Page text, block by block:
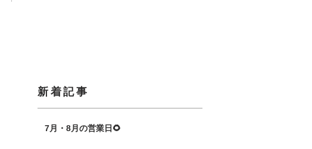
​新着記事
7月・8月の営業日🌻